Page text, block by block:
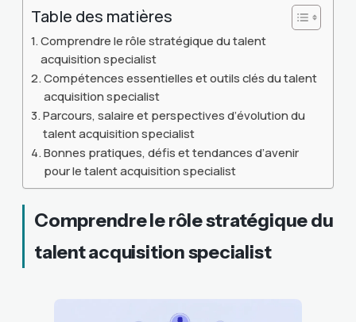
Table des matières
Comprendre le rôle stratégique du talent
acquisition specialist
Compétences essentielles et outils clés du talent
acquisition specialist
Parcours, salaire et perspectives d’évolution du
talent acquisition specialist
Bonnes pratiques, défis et tendances d’avenir
pour le talent acquisition specialist
Comprendre le rôle stratégique du
talent acquisition specialist